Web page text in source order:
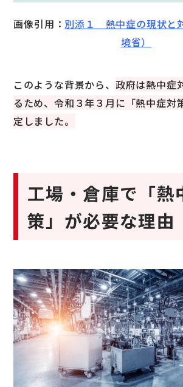
画像引用： 別添１ 熱中症の現状と
境省）
このような背景から、 政府は熱中症
るため、令和３年３月に「熱中症対
定しました。
工場・倉庫で「熱
策」が必要な理由